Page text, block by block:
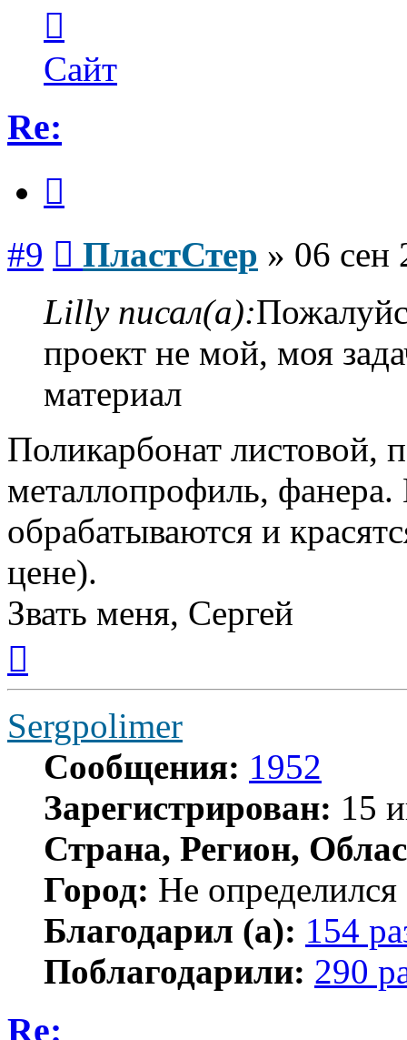
пользователя
ПластСтер
Сайт
Re:
#9 ПластСтер » 06 сен
Lilly писал(а):
проект не мой, моя
материал
Поликарбонат листовой,
металлопрофиль, фанера.
обрабатываются и
цене).
Звать меня, Сергей
началу
Sergpolimer
Сообщения: 1952
Зарегистрирован: 15
Страна, Регион,
Город: Не определился
Благодарил (а): 154
Поблагодарили: 290
Re: